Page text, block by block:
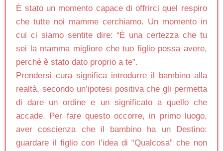
È stato un momento capace di offrirci quel respiro
che tutte noi mamme cerchiamo. Un momento in
cui ci siamo sentite dire: “È una certezza che tu
sei la mamma migliore che tuo figlio possa avere,
perché è stato dato proprio a te”.
Prendersi cura significa introdurre il bambino alla
realtà, secondo un’ipotesi positiva che gli permetta
di dare un ordine e un significato a quello che
accade. Per fare questo occorre, in primo luogo,
aver coscienza che il bambino ha un Destino:
guardare il figlio con l’idea di “Qualcosa” che non